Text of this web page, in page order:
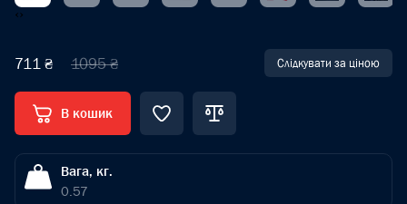
‹›
711 ₴ 1095 ₴ Слідкувати за ціною
В кошик
Вага, кг.
0.57